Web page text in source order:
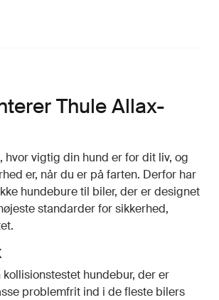
Thule Allax-
hvor vigtig din hund er for dit liv, og
er, når du er på farten. Derfor har
hundebure til biler, der er designet
standarder for sikkerhed,
kollisionstestet hundebur, der er
problemfrit ind i de fleste bilers